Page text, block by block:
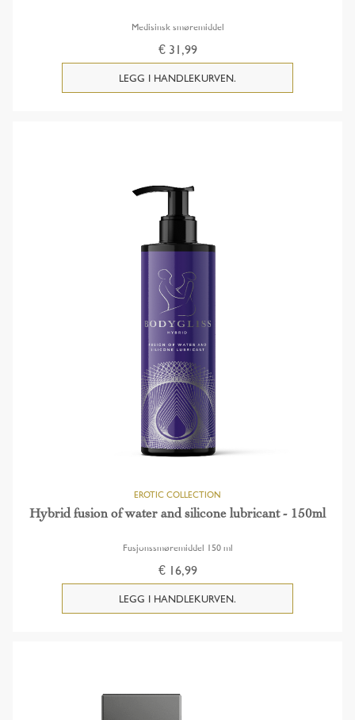
Medisinsk smøremiddel
€ 31,99
Hybrid fusion of water and silicone lubricant - 150ml
Fusjonssmøremiddel 150 ml
€ 16,99